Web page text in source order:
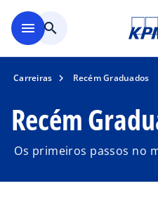
menu search
Carreiras Recém Graduados
Recém
Os primeiros passos no